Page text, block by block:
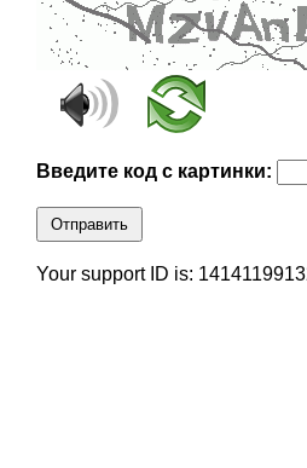
Введите код с картинки:
Отправить
Your support ID is: